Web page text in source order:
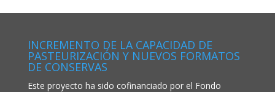
INCREMENTO DE LA CAPACIDAD DE
PASTEURIZACIÓN Y NUEVOS FORMATOS
DE CONSERVAS
Este proyecto ha sido cofinanciado por el Fondo